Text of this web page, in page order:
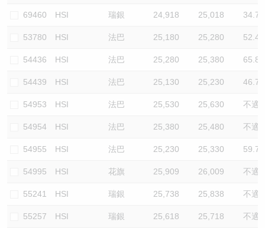
69460 HSI 瑞銀 24,918 25,018 34.7
53780 HSI 法巴 25,180 25,280 52.4
54436 HSI 法巴 25,280 25,380 65.8
54439 HSI 法巴 25,130 25,230 46.7
54953 HSI 法巴 25,530 25,630 不適
54954 HSI 法巴 25,380 25,480 不適
54955 HSI 法巴 25,230 25,330 59.7
54995 HSI 花旗 25,909 26,009 不適
55241 HSI 瑞銀 25,738 25,838 不適
55257 HSI 瑞銀 25,618 25,718 不適